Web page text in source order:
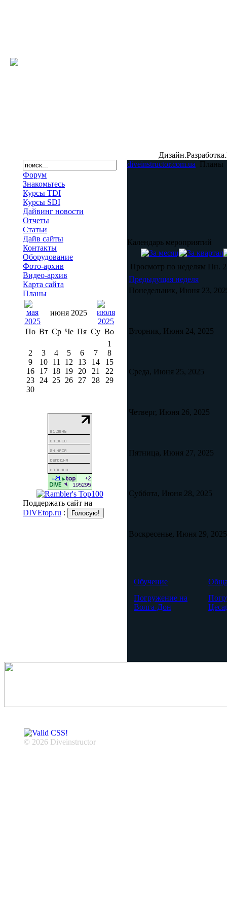
Форум
Знакомьтесь
Курсы TDI
Курсы SDI
Дайвинг новости
Отчеты
Статьи
Дайв сайты
Контакты
Оборудование
Фото-архив
Видео-архив
Карта сайта
Планы
июня 2025
По Вт Ср Че Пя Су Во
1
2
3 4 5 6 7
8
9
10 11 12 13 14
15
16
17 18 19 20 21
22
23
24 25 26 27 28
29
30
Поддержать сайт на
DIVEtop.ru :
diveinstructor.com.ua Планы
Календарь мероприятий
Просмотр по неделям Пн.
Предыдущая неделя
Понедельник, Июня 23,
Вторник, Июня 24, 2025
Среда, Июня 25, 2025
Четверг, Июня 26, 2025
Пятница, Июня 27, 2025
Суббота, Июня 28, 2025
Воскресенье, Июня 29, 2025
Обучение
Погружение на
Волга-Дон
© 2026 Diveinstructor